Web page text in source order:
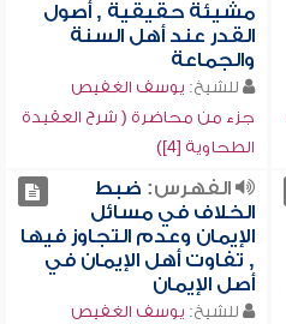
مشيئة حقيقية , أصول
القدر عند أهل السنة
والجماعة
للشيخ: يوسف الغفيص
جزء من محاضرة ( شرح العقيدة
الطحاوية [4])
الفهرس: ضبط
الخلاف في مسائل
الإيمان وعدم التجاوز فيها
, تفاوت أهل الإيمان في
أصل الإيمان
للشيخ: يوسف الغفيص